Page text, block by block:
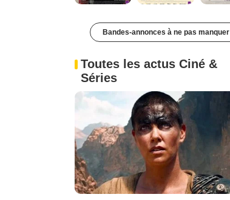
Bandes-annonces à ne pas manquer
Toutes les actus Ciné &
Séries